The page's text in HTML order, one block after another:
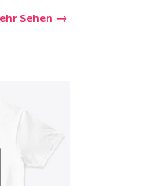
Sehen